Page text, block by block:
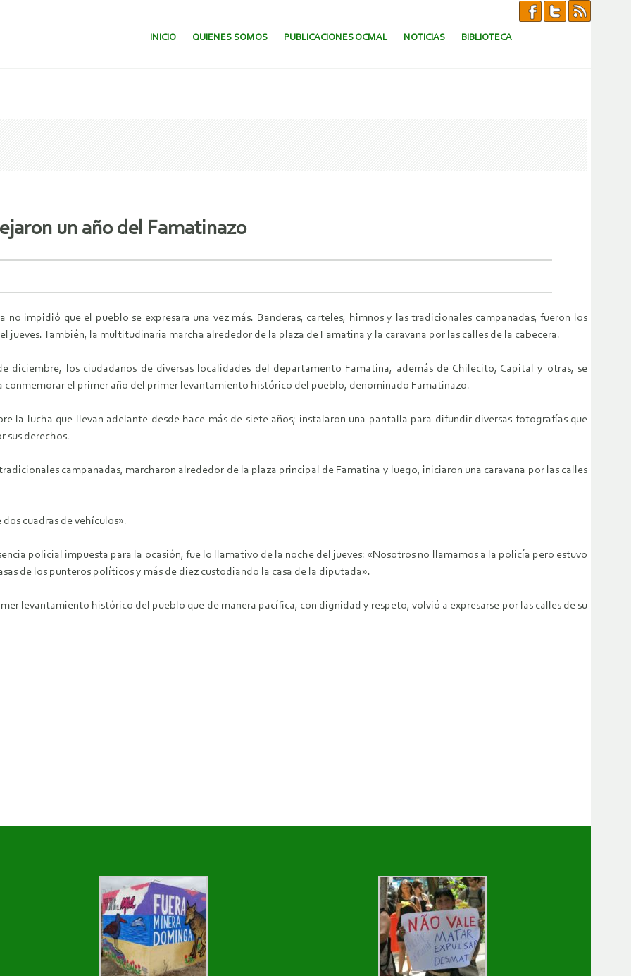
SALTAR AL CONTENIDO.
INICIO QUIENES SOMOS PUBLICACIONES OCMAL NOTICIAS BIBLIOTECA
un año del Famatinazo
no impidió que el pueblo se expresara una vez más. Banderas, carteles, himnos y las tradicionales campanadas, fueron los
jueves. También, la multitudinaria marcha alrededor de la plaza de Famatina y la caravana por las calles de la cabecera.
diciembre, los ciudadanos de diversas localidades del departamento Famatina, además de Chilecito, Capital y otras, se
conmemorar el primer año del primer levantamiento histórico del pueblo, denominado Famatinazo.
la lucha que llevan adelante desde hace más de siete años; instalaron una pantalla para difundir diversas fotografías que
sus derechos.
campanadas, marcharon alrededor de la plaza principal de Famatina y luego, iniciaron una caravana por las calles
dos cuadras de vehículos».
policial impuesta para la ocasión, fue lo llamativo de la noche del jueves: «Nosotros no llamamos a la policía pero estuvo
de los punteros políticos y más de diez custodiando la casa de la diputada».
levantamiento histórico del pueblo que de manera pacífica, con dignidad y respeto, volvió a expresarse por las calles de su